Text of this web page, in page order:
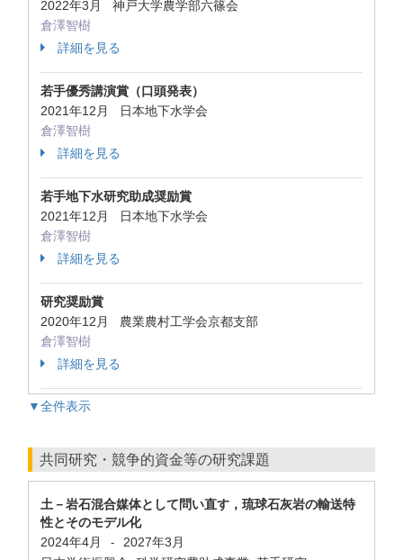
2022年3月 神戸大学農学部六篠会
倉澤智樹
詳細を見る
若手優秀講演賞（口頭発表）
2021年12月 日本地下水学会
倉澤智樹
詳細を見る
若手地下水研究助成奨励賞
2021年12月 日本地下水学会
倉澤智樹
詳細を見る
研究奨励賞
2020年12月 農業農村工学会京都支部
倉澤智樹
詳細を見る
▼全件表示
共同研究・競争的資金等の研究課題
土－岩石混合媒体として問い直す，琉球石灰岩の輸送特
性とそのモデル化
2024年4月
-
2027年3月